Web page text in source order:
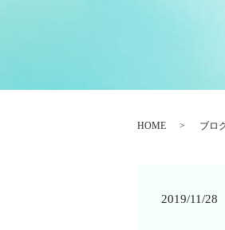
HOME ブロ
2019/11/28